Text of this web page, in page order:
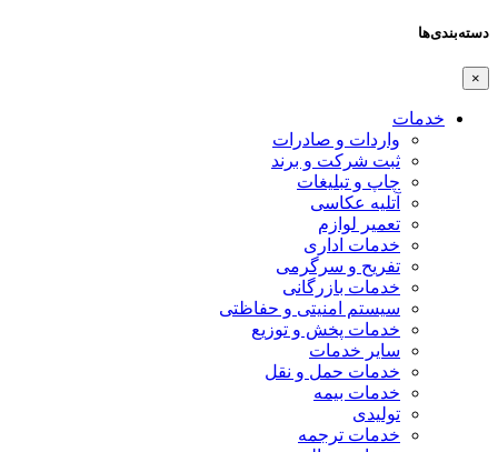
دسته‌بندی‌ها
×
خدمات
واردات و صادرات
ثبت شرکت و برند
چاپ و تبلیغات
آتلیه عکاسی
تعمیر لوازم
خدمات اداری
تفریح و سرگرمی
خدمات بازرگانی
سیستم امنیتی و حفاظتی
خدمات پخش و توزیع
سایر خدمات
خدمات حمل و نقل
خدمات بیمه
تولیدی
خدمات ترجمه